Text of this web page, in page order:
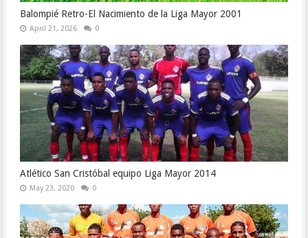
Balompié Retro-El Nacimiento de la Liga Mayor 2001
April 21, 2026 0
Atlético San Cristóbal equipo Liga Mayor 2014
May 23, 2020 0